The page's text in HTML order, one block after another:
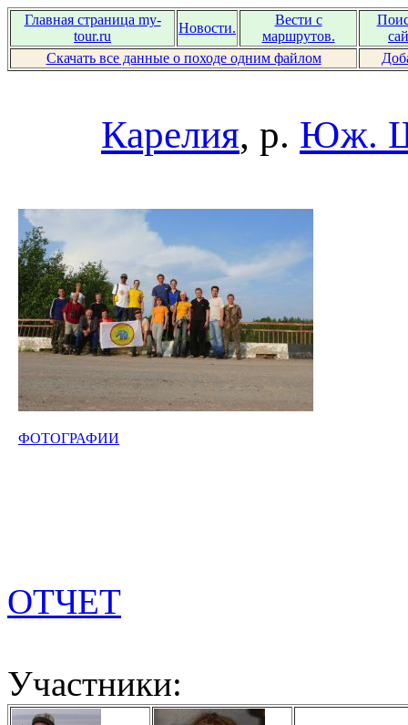
Главная страница my-
tour.ru
Новости.
Вести с
маршрутов.
Скачать все данные о походе одним файлом
Карелия, р. Юж.
ФОТОГРАФИИ
ОТЧЕТ
Участники: